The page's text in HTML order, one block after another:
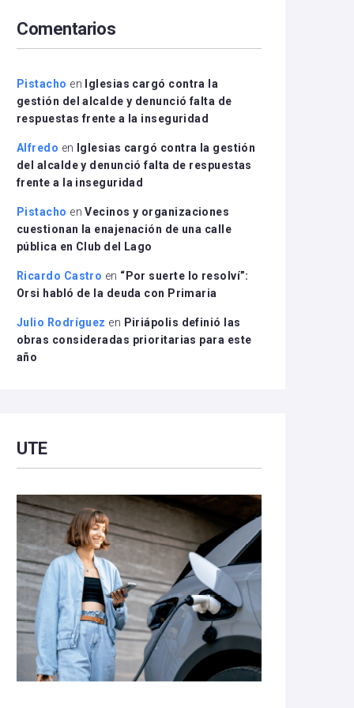
disminuir
el
Comentarios
Pistacho en
Iglesias cargó contra la
gestión del alcalde y denunció falta de
respuestas frente a la inseguridad
Alfredo en
Iglesias cargó contra la gestión
del alcalde y denunció falta de respuestas
frente a la inseguridad
Pistacho enVecinos y organizaciones
cuestionan la enajenación de una calle
pública en Club del Lago
Ricardo Castro en “Por suerte lo resolví”:
Orsi habló de la deuda con Primaria
Julio Rodríguez en Piriápolis definió las
obras consideradas prioritarias para este
año
UTE